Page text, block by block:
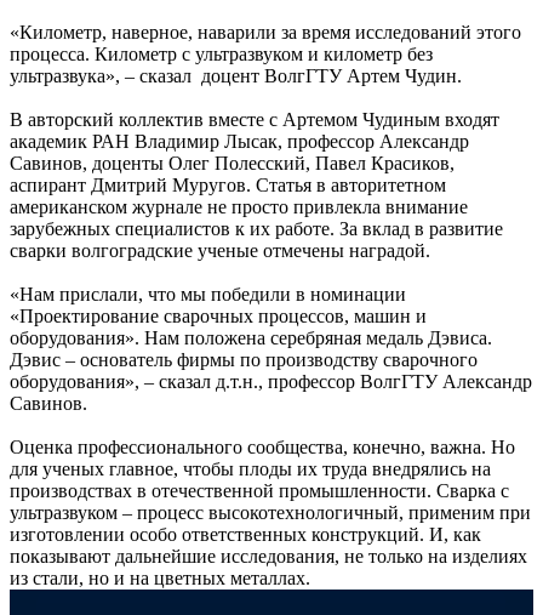
«Километр, наверное, наварили за время исследований этого
процесса. Километр с ультразвуком и километр без
ультразвука», – сказал доцент ВолгГТУ Артем Чудин.
В авторский коллектив вместе с Артемом Чудиным входят
академик РАН Владимир Лысак, профессор Александр
Савинов, доценты Олег Полесский, Павел Красиков,
аспирант Дмитрий Муругов. Статья в авторитетном
американском журнале не просто привлекла внимание
зарубежных специалистов к их работе. За вклад в развитие
сварки волгоградские ученые отмечены наградой.
«Нам прислали, что мы победили в номинации
«Проектирование сварочных процессов, машин и
оборудования». Нам положена серебряная медаль Дэвиса.
Дэвис – основатель фирмы по производству сварочного
оборудования», – сказал д.т.н., профессор ВолгГТУ Александр
Савинов.
Оценка профессионального сообщества, конечно, важна. Но
для ученых главное, чтобы плоды их труда внедрялись на
производствах в отечественной промышленности. Сварка с
ультразвуком – процесс высокотехнологичный, применим при
изготовлении особо ответственных конструкций. И, как
показывают дальнейшие исследования, не только на изделиях
из стали, но и на цветных металлах.